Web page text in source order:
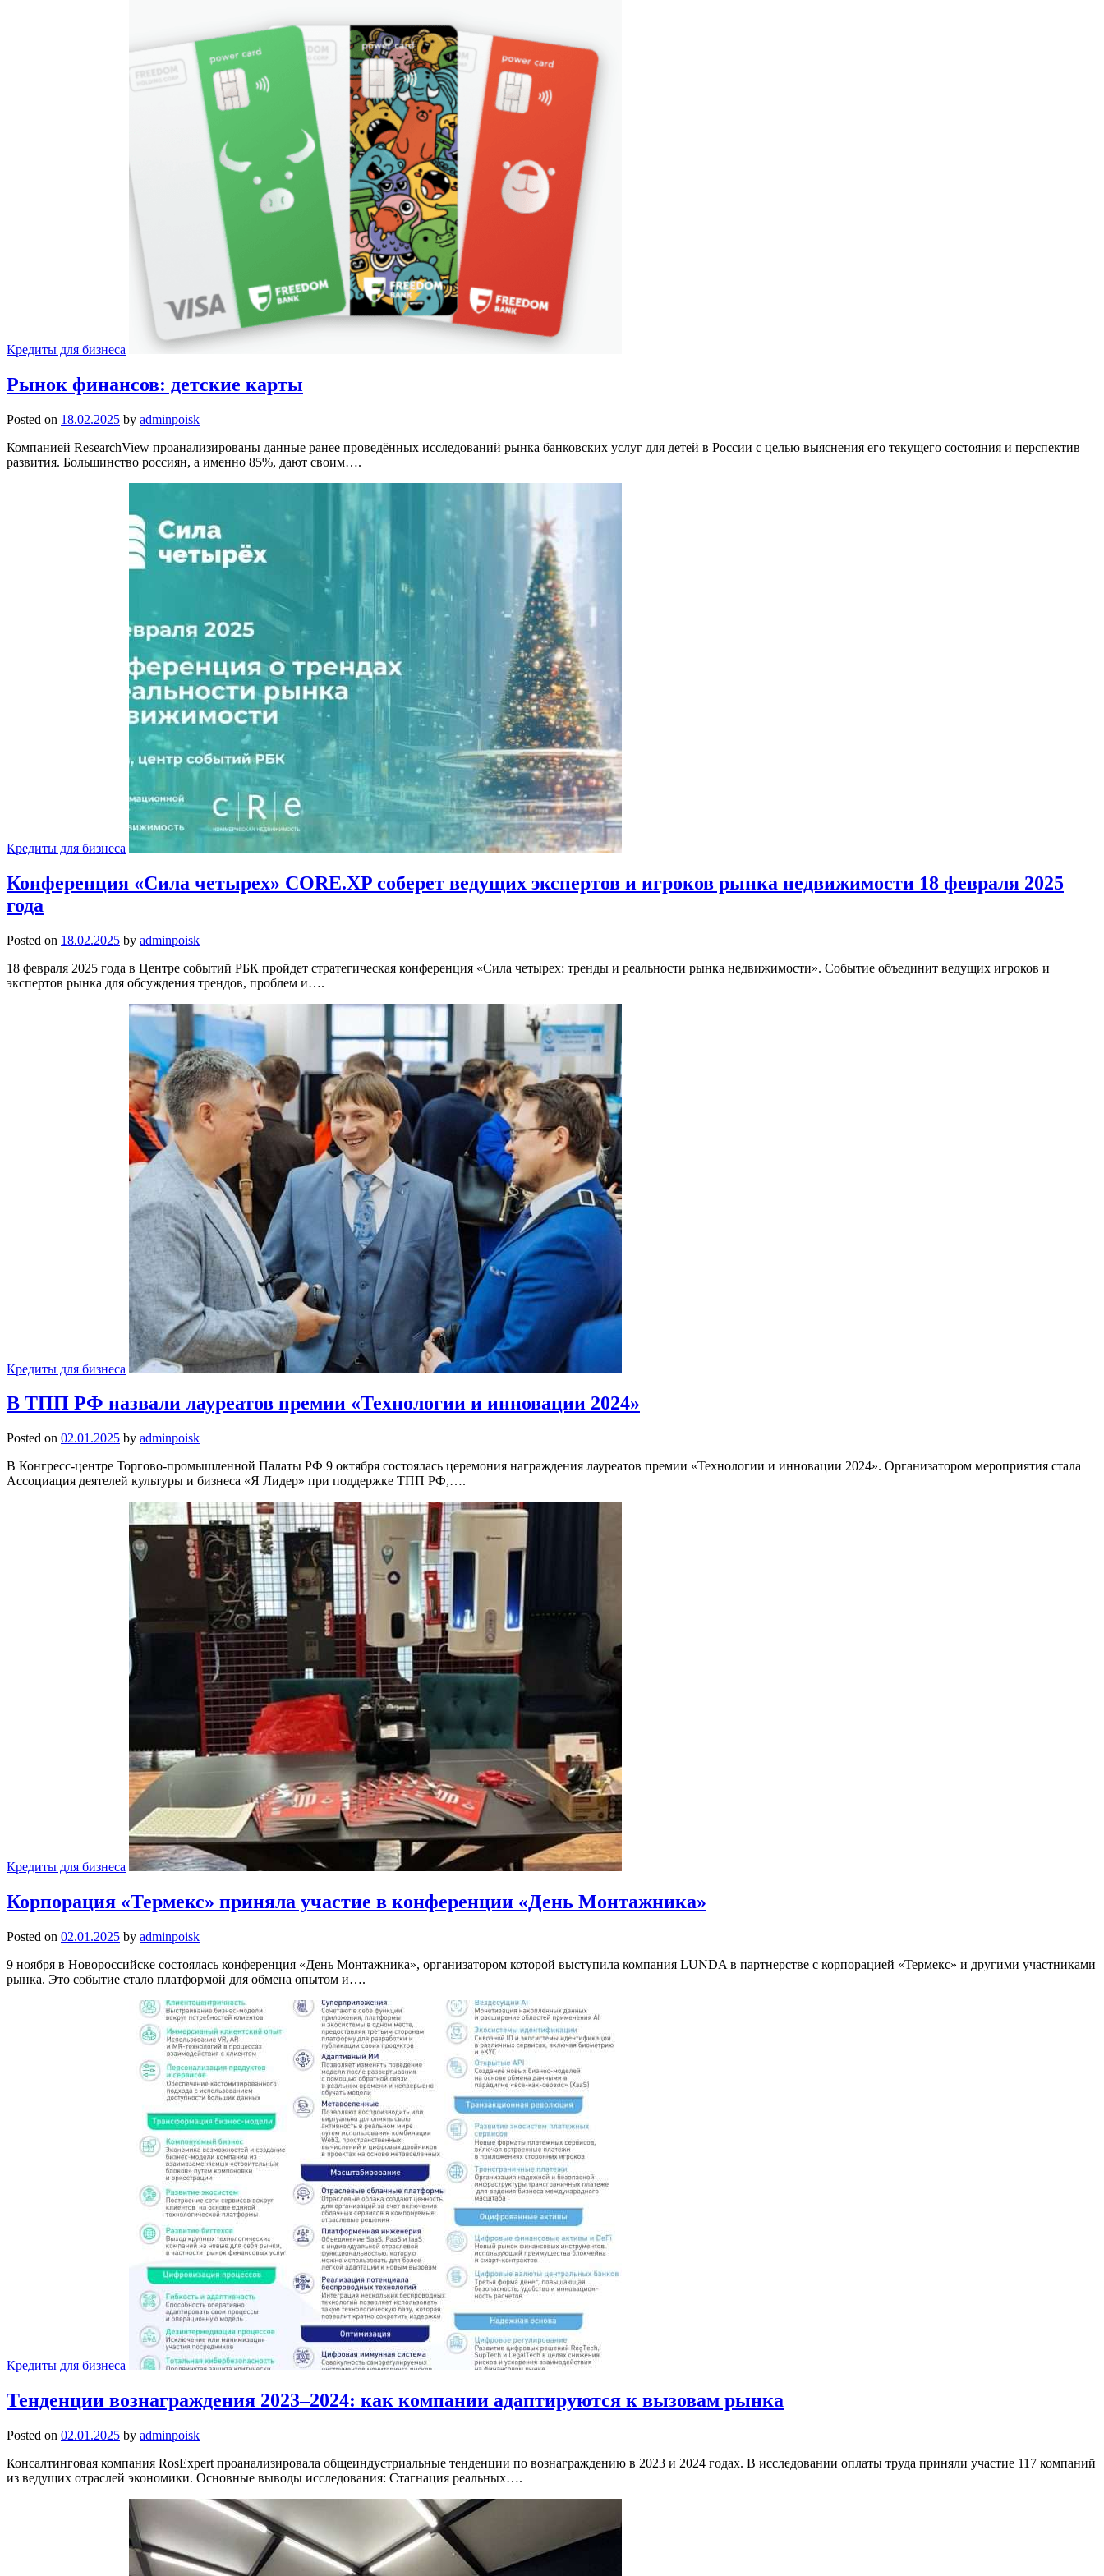
Кредиты для бизнеса
Рынок финансов: детские карты
Posted on 18.02.2025 by adminpoisk
Компанией ResearchView проанализированы данные ранее проведённых исследований рынка банковских услуг для детей в России с целью выяснения его текущего состояния и перспектив
развития. Большинство россиян, а именно 85%, дают своим….
Кредиты для бизнеса
Конференция «Сила четырех» CORE.XP соберет ведущих экспертов и игроков рынка недвижимости 18 февраля 2025
года
Posted on 18.02.2025 by adminpoisk
18 февраля 2025 года в Центре событий РБК пройдет стратегическая конференция «Сила четырех: тренды и реальности рынка недвижимости». Событие объединит ведущих игроков и
экспертов рынка для обсуждения трендов, проблем и….
Кредиты для бизнеса
В ТПП РФ назвали лауреатов премии «Технологии и инновации 2024»
Posted on 02.01.2025 by adminpoisk
В Конгресс-центре Торгово-промышленной Палаты РФ 9 октября состоялась церемония награждения лауреатов премии «Технологии и инновации 2024». Организатором мероприятия стала
Ассоциация деятелей культуры и бизнеса «Я Лидер» при поддержке ТПП РФ,….
Кредиты для бизнеса
Корпорация «Термекс» приняла участие в конференции «День Монтажника»
Posted on 02.01.2025 by adminpoisk
9 ноября в Новороссийске состоялась конференция «День Монтажника», организатором которой выступила компания LUNDA в партнерстве с корпорацией «Термекс» и другими участниками
рынка. Это событие стало платформой для обмена опытом и….
Кредиты для бизнеса
Тенденции вознаграждения 2023–2024: как компании адаптируются к вызовам рынка
Posted on 02.01.2025 by adminpoisk
Консалтинговая компания RosExpert проанализировала общеиндустриальные тенденции по вознаграждению в 2023 и 2024 годах. В исследовании оплаты труда приняли участие 117 компаний
из ведущих отраслей экономики. Основные выводы исследования: Стагнация реальных….